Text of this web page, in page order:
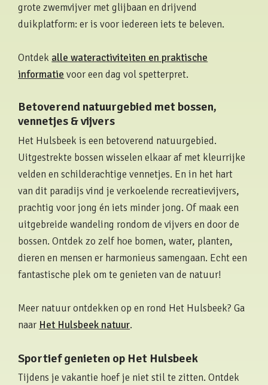
grote zwemvijver met glijbaan en drijvend
duikplatform: er is voor iedereen iets te beleven.
Ontdek alle wateractiviteiten en praktische
informatie voor een dag vol spetterpret.
Betoverend natuurgebied met bossen,
vennetjes & vijvers
Het Hulsbeek is een betoverend natuurgebied.
Uitgestrekte bossen wisselen elkaar af met kleurrijke
velden en schilderachtige vennetjes. En in het hart
van dit paradijs vind je verkoelende recreatievijvers,
prachtig voor jong én iets minder jong. Of maak een
uitgebreide wandeling rondom de vijvers en door de
bossen. Ontdek zo zelf hoe bomen, water, planten,
dieren en mensen er harmonieus samengaan. Echt een
fantastische plek om te genieten van de natuur!
Meer natuur ontdekken op en rond Het Hulsbeek? Ga
naar Het Hulsbeek natuur.
Sportief genieten op Het Hulsbeek
Tijdens je vakantie hoef je niet stil te zitten. Ontdek